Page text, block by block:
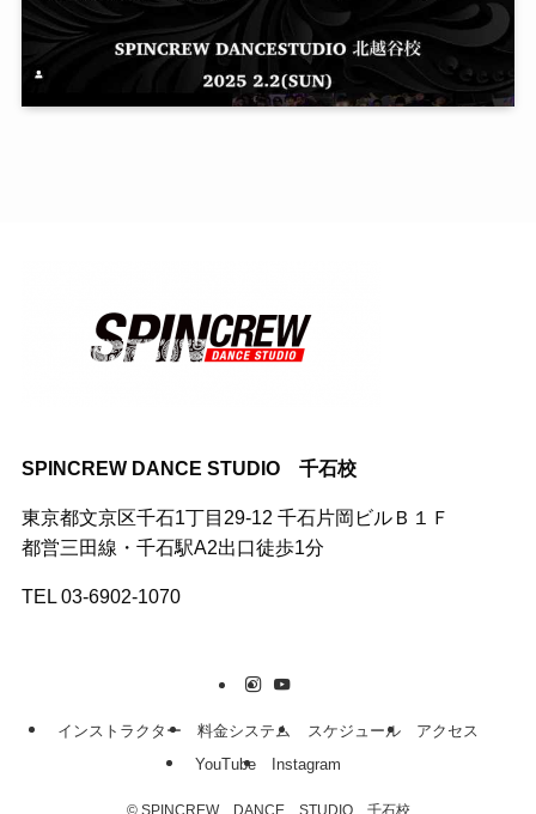
SPINCREW DANCE STUDIO 千石校
東京都文京区千石1丁目29-12 千石片岡ビルＢ１Ｆ
都営三田線・千石駅A2出口徒歩1分
TEL 03-6902-1070
インストラクター 料金システム スケジュール
アクセス
YouTube
Instagram